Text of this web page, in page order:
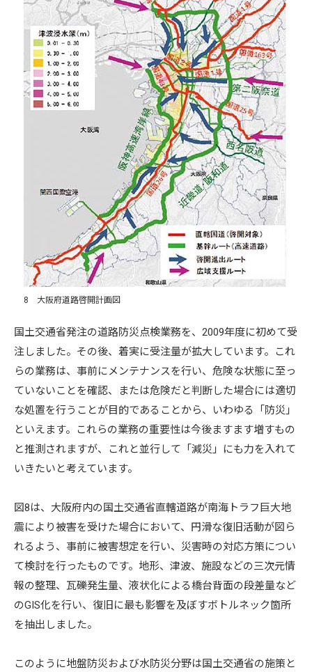
8 大阪府道路啓開計画図
国土交通省発注の道路防災点検業務を、2009年度に初めて受
注しました。その後、着実に受注量が拡大しています。これ
らの業務は、事前にメンテナンスを行い、危険な状態に至っ
ていないことを確認、または危険だと判断した場合には適切
な処置を行うことが目的であることから、いわゆる「防災」
といえます。これらの業務の重要性は今後ますます増すもの
と推測されますが、これと並行して「減災」にも力を入れて
いきたいと考えています。
図8は、大阪府内の国土交通省直轄道路が南海トラフ巨大地
震により被害を受けた場合において、円滑な復旧活動が図ら
れるよう、事前に被害想定を行い、災害時の対応方策につい
て検討を行ったものです。地形、津波、施設などの三次元情
報の整理、瓦礫発生量、液状化による橋台背面の段差量など
のGIS化を行い、復旧に最も影響を及ぼすボトルネック箇所
を抽出しました。
このように地盤防災および水防災分野は国土交通省の施策と